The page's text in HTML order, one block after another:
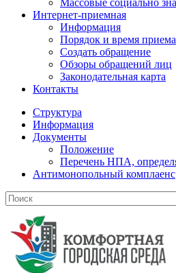
Массовые социально
Интернет-приемная
Информация
Порядок и время приема
Создать обращение
Обзоры обращений лиц
Законодательная карта
Контакты
Структура
Информация
Документы
Положение
Перечень НПА,
Антимонопольный комплаенс